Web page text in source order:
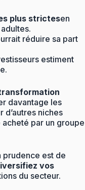
plus strictesen
réduire sa part
estiment
davantage les
niches
par un groupe
prudence est de
vos
du secteur.